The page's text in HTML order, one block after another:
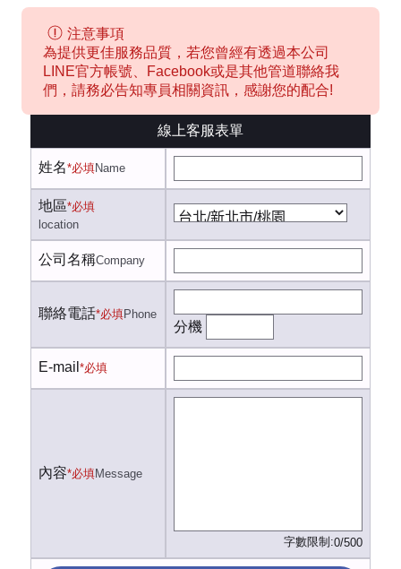
注意事項
為提供更佳服務品質，若您曾經有透過本公司
LINE官方帳號、Facebook或是其他管道聯絡我
們，請務必告知專員相關資訊，感謝您的配合!
線上客服表單
姓名*必填Name
地區*必填
location
公司名稱Company
聯絡電話*必填Phone
分機
E-mail *必填
內容*必填Message
字數限制:0/500